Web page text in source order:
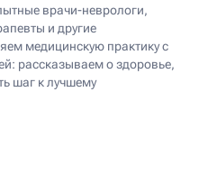
врачи-неврологи,
и другие
медицинскую практику с
рассказываем о здоровье,
шаг к лучшему